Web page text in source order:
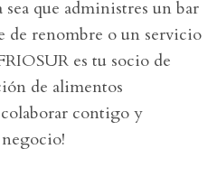
sea que administres un bar
de renombre o un servicio
es tu socio de
de alimentos
colaborar contigo y